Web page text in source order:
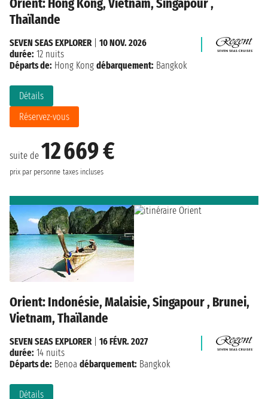
Thaïlande
suite de 12 669 €
prix par personne taxes incluses
Détails
Réservez-vous
SEVEN SEAS EXPLORER
10 NOV. 2026
durée: 12 nuits
Départs de: Hong Kong débarquement: Bangkok
Orient: Indonésie, Malaisie, Singapour , Brunei,
Vietnam, Thaïlande
Détails
SEVEN SEAS EXPLORER| 16 FÉVR. 2027
durée: 14 nuits
Départs de: Benoa débarquement: Bangkok